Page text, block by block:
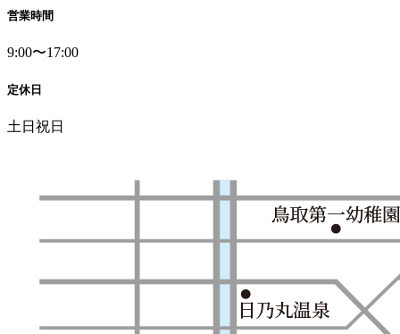
営業時間
9:00〜17:00
定休日
土日祝日